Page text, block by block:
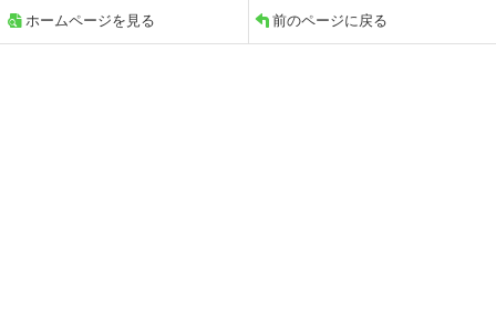
ホームページを見る 前のページに戻る